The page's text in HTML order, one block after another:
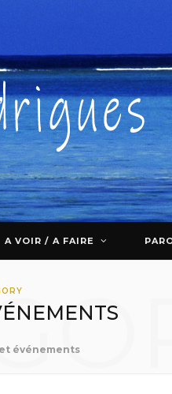
A VOIR / A FAIRE
événements